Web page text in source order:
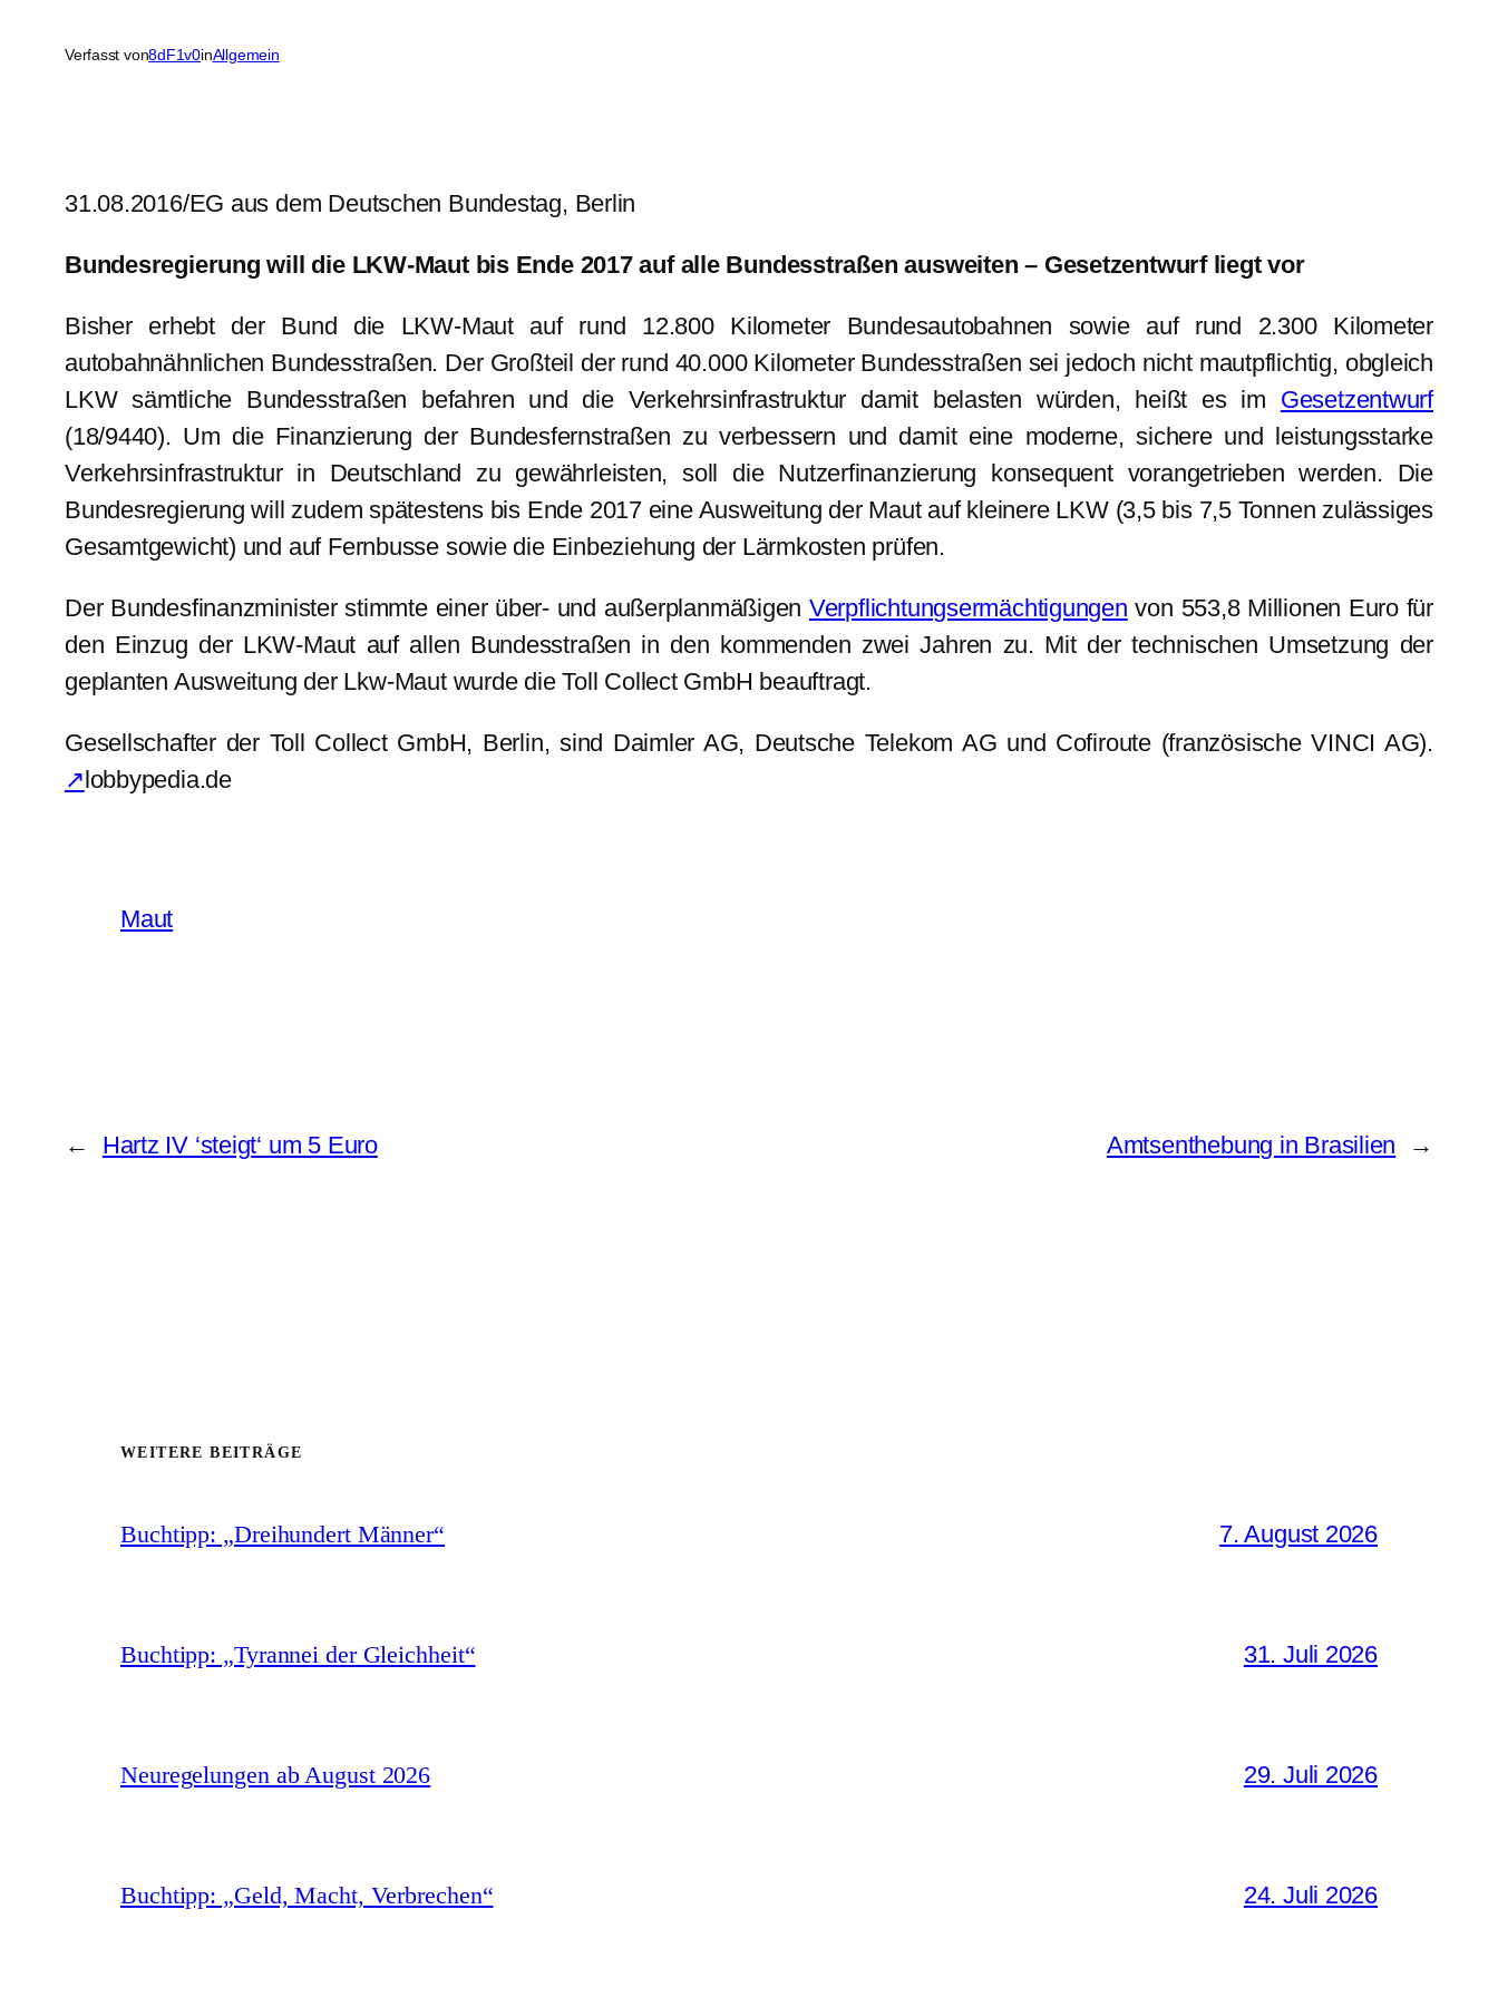
Verfasst von8dF1v0inAllgemein
31.08.2016/EG aus dem Deutschen Bundestag, Berlin
Bundesregierung will die LKW-Maut bis Ende 2017 auf alle Bundesstraßen ausweiten – Gesetzentwurf liegt vor
Bisher erhebt der Bund die LKW-Maut auf rund 12.800 Kilometer Bundesautobahnen sowie auf rund 2.300 Kilometer
autobahnähnlichen Bundesstraßen. Der Großteil der rund 40.000 Kilometer Bundesstraßen sei jedoch nicht mautpflichtig, obgleich
LKW sämtliche Bundesstraßen befahren und die Verkehrsinfrastruktur damit belasten würden, heißt es im Gesetzentwurf
(18/9440). Um die Finanzierung der Bundesfernstraßen zu verbessern und damit eine moderne, sichere und leistungsstarke
Verkehrsinfrastruktur in Deutschland zu gewährleisten, soll die Nutzerfinanzierung konsequent vorangetrieben werden. Die
Bundesregierung will zudem spätestens bis Ende 2017 eine Ausweitung der Maut auf kleinere LKW (3,5 bis 7,5 Tonnen zulässiges
Gesamtgewicht) und auf Fernbusse sowie die Einbeziehung der Lärmkosten prüfen.
Der Bundesfinanzminister stimmte einer über- und außerplanmäßigen Verpflichtungsermächtigungen von 553,8 Millionen Euro für
den Einzug der LKW-Maut auf allen Bundesstraßen in den kommenden zwei Jahren zu. Mit der technischen Umsetzung der
geplanten Ausweitung der Lkw-Maut wurde die Toll Collect GmbH beauftragt.
Gesellschafter der Toll Collect GmbH, Berlin, sind Daimler AG, Deutsche Telekom AG und Cofiroute (französische VINCI AG).
↗ lobbypedia.de
Maut
← Hartz IV ‘steigt‘ um 5 Euro Amtsenthebung in Brasilien →
WEITERE BEITRÄGE
Buchtipp: „Dreihundert Männer“ 7. August 2026
Buchtipp: „Tyrannei der Gleichheit“ 31. Juli 2026
Neuregelungen ab August 2026 29. Juli 2026
Buchtipp: „Geld, Macht, Verbrechen“ 24. Juli 2026